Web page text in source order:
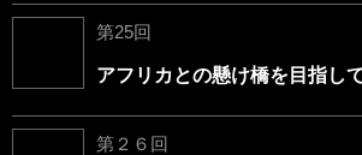
第25回
アフリカとの懸け橋を目指し
第２６回